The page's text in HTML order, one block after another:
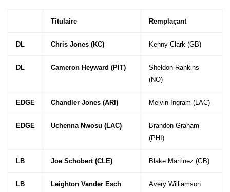
Titulaire Remplaçant
DL Chris Jones (KC) Kenny Clark (GB)
DL Cameron Heyward (PIT)
Sheldon Rankins
(NO)
EDGE Chandler Jones (ARI) Melvin Ingram (LAC)
EDGE Uchenna Nwosu (LAC)
Brandon Graham
(PHI)
LB Joe Schobert (CLE) Blake Martinez (GB)
LB
Leighton Vander Esch
Avery Williamson